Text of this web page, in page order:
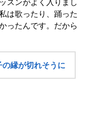
スンがよく入りまし
は歌ったり、踊った
ったんです。だから
縁が切れそうに